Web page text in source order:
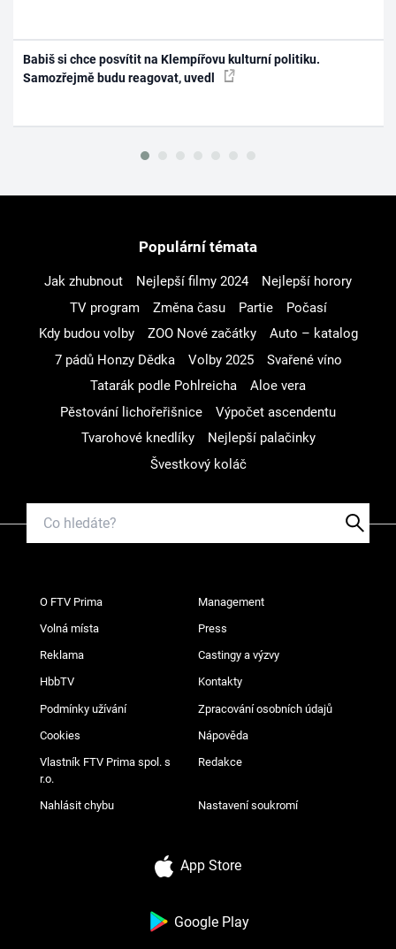
Babiš si chce posvítit na Klempířovu kulturní politiku.
Samozřejmě budu reagovat, uvedl
Populární témata
Jak zhubnout Nejlepší filmy 2024
Nejlepší horory
TV program
Změna času Partie
Počasí
Kdy budou volby
ZOO Nové začátky
Auto – katalog
7 pádů Honzy Dědka
Volby 2025
Svařené víno
Tatarák podle Pohlreicha
Aloe vera
Pěstování lichořeřišnice
Výpočet ascendentu
Tvarohové knedlíky
Nejlepší palačinky
Švestkový koláč
O FTV Prima Management
Volná místa Press
Reklama Castingy a výzvy
HbbTV Kontakty
Podmínky užívání Zpracování osobních údajů
Cookies Nápověda
Vlastník FTV Prima spol. s
r.o.
Redakce
Nahlásit chybu Nastavení soukromí
App Store
Google Play